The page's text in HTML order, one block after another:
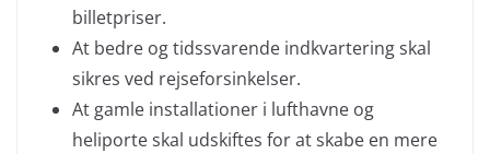
billetpriser.
At bedre og tidssvarende indkvartering skal
sikres ved rejseforsinkelser.
At gamle installationer i lufthavne og
heliporte skal udskiftes for at skabe en mere